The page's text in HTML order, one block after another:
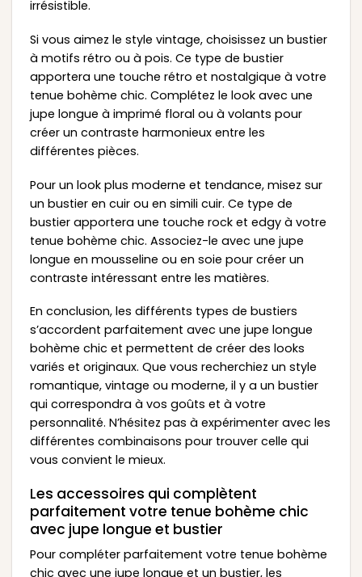
irrésistible.
Si vous aimez le style vintage, choisissez un bustier
à motifs rétro ou à pois. Ce type de bustier
apportera une touche rétro et nostalgique à votre
tenue bohème chic. Complétez le look avec une
jupe longue à imprimé floral ou à volants pour
créer un contraste harmonieux entre les
différentes pièces.
Pour un look plus moderne et tendance, misez sur
un bustier en cuir ou en simili cuir. Ce type de
bustier apportera une touche rock et edgy à votre
tenue bohème chic. Associez-le avec une jupe
longue en mousseline ou en soie pour créer un
contraste intéressant entre les matières.
En conclusion, les différents types de bustiers
s’accordent parfaitement avec une jupe longue
bohème chic et permettent de créer des looks
variés et originaux. Que vous recherchiez un style
romantique, vintage ou moderne, il y a un bustier
qui correspondra à vos goûts et à votre
personnalité. N’hésitez pas à expérimenter avec les
différentes combinaisons pour trouver celle qui
vous convient le mieux.
Les accessoires qui complètent
parfaitement votre tenue bohème chic
avec jupe longue et bustier
Pour compléter parfaitement votre tenue bohème
chic avec une jupe longue et un bustier, les